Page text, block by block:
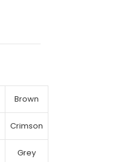
Brown
Crimson
Grey